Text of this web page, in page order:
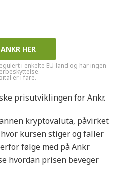
HER
i enkelte EU-land og har ingen
er i fare.
prisutviklingen for Ankr.
kryptovaluta, påvirket
kursen stiger og faller
følge med på Ankr
hvordan prisen beveger